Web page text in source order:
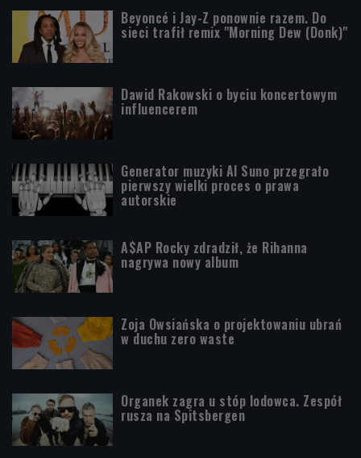
Beyoncé i Jay-Z ponownie razem. Do
sieci trafił remix "Morning Dew (Donk)"
Dawid Rakowski o byciu koncertowym
influencerem
Generator muzyki AI Suno przegrało
pierwszy wielki proces o prawa
autorskie
A$AP Rocky zdradził, że Rihanna
nagrywa nowy album
Zoja Owsiańska o projektowaniu ubrań
w duchu zero waste
Organek zagra u stóp lodowca. Zespół
rusza na Spitsbergen